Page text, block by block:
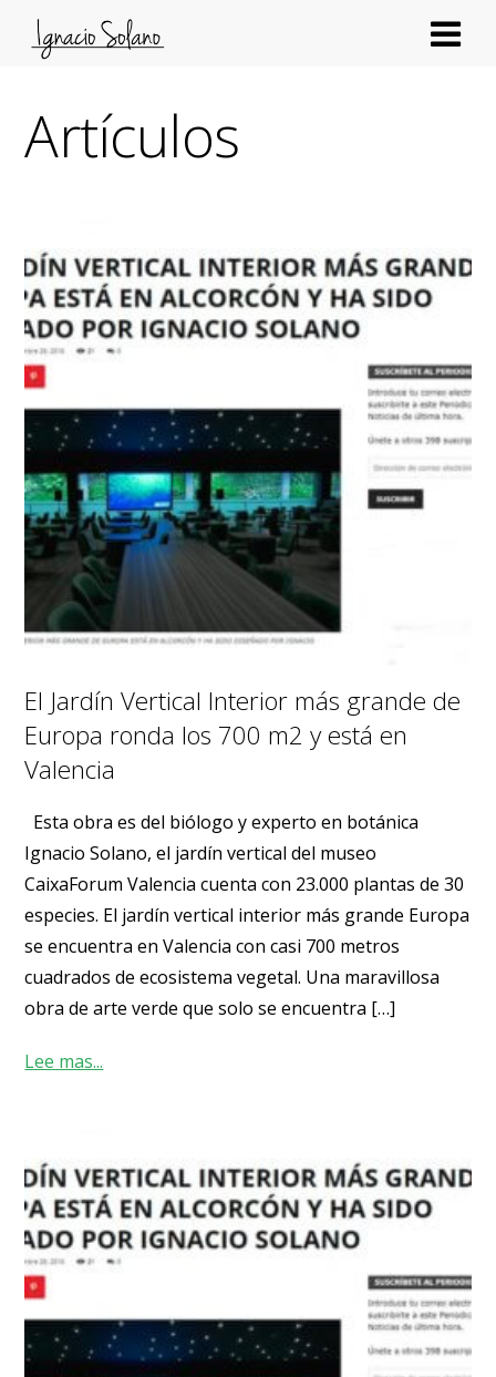
Artículos
El Jardín Vertical Interior más grande de
Europa ronda los 700 m2 y está en
Valencia
Esta obra es del biólogo y experto en botánica
Ignacio Solano, el jardín vertical del museo
CaixaForum Valencia cuenta con 23.000 plantas de 30
especies. El jardín vertical interior más grande Europa
se encuentra en Valencia con casi 700 metros
cuadrados de ecosistema vegetal. Una maravillosa
obra de arte verde que solo se encuentra […]
Lee mas...